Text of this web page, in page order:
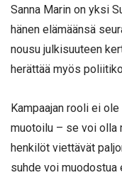
Sanna Marin on yksi
hänen elämäänsä
nousu julkisuuteen
herättää myös
Kampaajan rooli ei
muotoilu – se voi olla
henkilöt viettävät
suhde voi